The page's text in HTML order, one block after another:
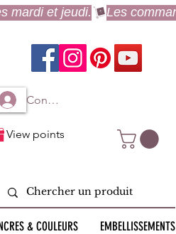
Connexion à mon compte
View points
& COULEURS EMBELLISSEMENTS